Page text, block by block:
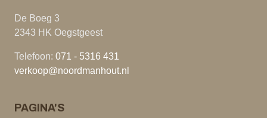
De Boeg 3
2343 HK Oegstgeest
Telefoon: 071 - 5316 431
verkoop@noordmanhout.nl
PAGINA'S